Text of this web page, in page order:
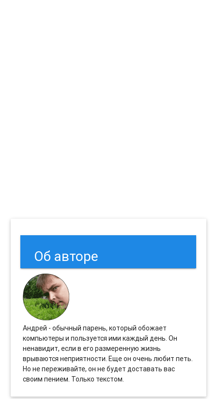
Об авторе
Андрей - обычный парень, который обожает
компьютеры и пользуется ими каждый день. Он
ненавидит, если в его размеренную жизнь
врываются неприятности. Еще он очень любит петь.
Но не переживайте, он не будет доставать вас
своим пением. Только текстом.